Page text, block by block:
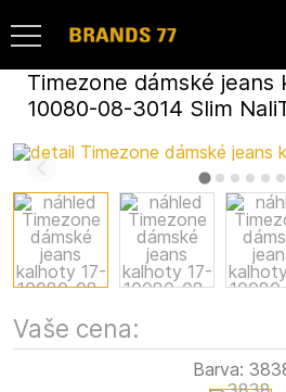
Timezone dámské jeans
10080-08-3014 Slim
Vaše cena:
Barva: